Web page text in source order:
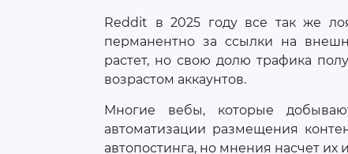
Reddit в 2025 году все так же
перманентно за ссылки на
растет, но свою долю трафика
возрастом аккаунтов.
Многие вебы, которые
автоматизации размещения
автопостинга, но мнения насчет их